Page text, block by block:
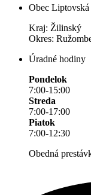
Obec Liptovská
Kraj: Žilinský
Okres:
Úradné hodiny
Pondelok
7:00-15:00
Streda
7:00-17:00
Piatok
7:00-12:30
Obedná